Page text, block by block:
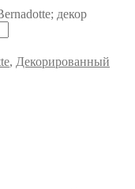
декор
, Декорированный